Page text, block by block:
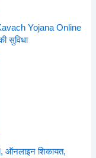
Yojana Online
सुविधा
ऑनलाइन शिकायत,